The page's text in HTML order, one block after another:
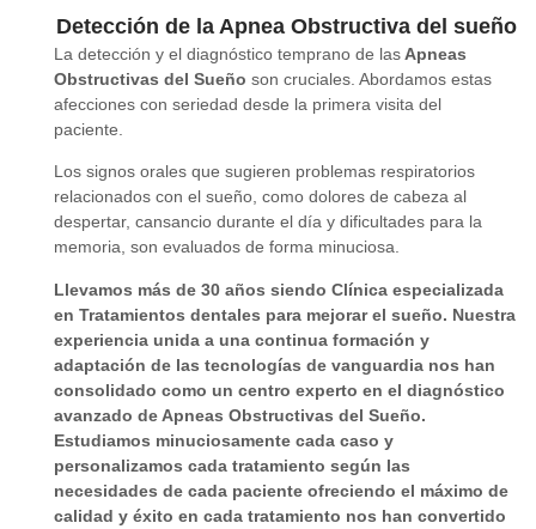
Detección de la Apnea Obstructiva del sueño
La detección y el diagnóstico temprano de las Apneas
Obstructivas del Sueño son cruciales. Abordamos estas
afecciones con seriedad desde la primera visita del
paciente.
Los signos orales que sugieren problemas respiratorios
relacionados con el sueño, como dolores de cabeza al
despertar, cansancio durante el día y dificultades para la
memoria, son evaluados de forma minuciosa.
Llevamos más de 30 años siendo Clínica especializada
en Tratamientos dentales para mejorar el sueño. Nuestra
experiencia unida a una continua formación y
adaptación de las tecnologías de vanguardia nos han
consolidado como un centro experto en el diagnóstico
avanzado de Apneas Obstructivas del Sueño.
Estudiamos minuciosamente cada caso y
personalizamos cada tratamiento según las
necesidades de cada paciente ofreciendo el máximo de
calidad y éxito en cada tratamiento nos han convertido